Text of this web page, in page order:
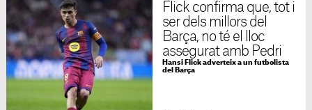
Flick confirma que, tot i
ser dels millors del
Barça, no té el lloc
assegurat amb Pedri
Hansi Flick adverteix a un futbolista
del Barça